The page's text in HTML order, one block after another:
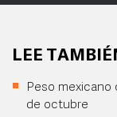
LEE
Peso mexicano
de octubre